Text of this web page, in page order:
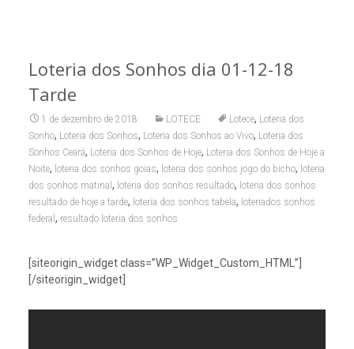
Loteria dos Sonhos dia 01-12-18
Tarde
1 de dezembro de 2018 LOTECE Lotece, Loteria dos
Sonho, Loteria dos Sonhos, Loteria dos Sonhos ao Vivo, Loteria dos
Sonhos Ceará, Loteria dos Sonhos de Hoje, Loteria dos Sonhos de Hoje a
Noite, loteria dos sonhos goias, loteria dos sonhos jogo do bicho, loteria
dos sonhos matinal , loteria dos sonhos resultado, loteria dos sonhos
resultado de hoje a tarde, loteria dos sonhos tabela, loteriados sonhos
federal , resultado loteria dos sonhos
[siteorigin_widget class=”WP_Widget_Custom_HTML”]
[/siteorigin_widget]